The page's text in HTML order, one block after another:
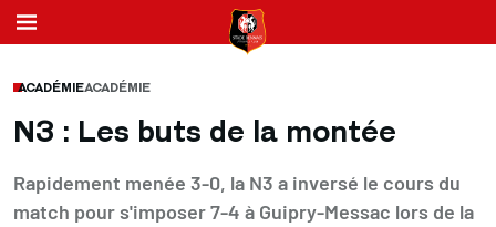
ACADÉMIEACADÉMIE
N3 : Les buts de la montée
Rapidement menée 3-0, la N3 a inversé le cours du
match pour s'imposer 7-4 à Guipry-Messac lors de la